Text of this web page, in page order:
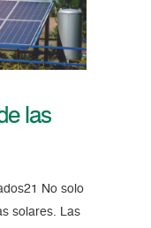
las
No solo
solares. Las